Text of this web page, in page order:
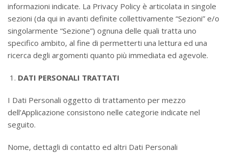
informazioni indicate. La Privacy Policy è articolata in singole
sezioni (da qui in avanti definite collettivamente “Sezioni” e/o
singolarmente “Sezione”) ognuna delle quali tratta uno
specifico ambito, al fine di permetterti una lettura ed una
ricerca degli argomenti quanto più immediata ed agevole.
DATI PERSONALI TRATTATI
I Dati Personali oggetto di trattamento per mezzo
dell’Applicazione consistono nelle categorie indicate nel
seguito.
Nome, dettagli di contatto ed altri Dati Personali